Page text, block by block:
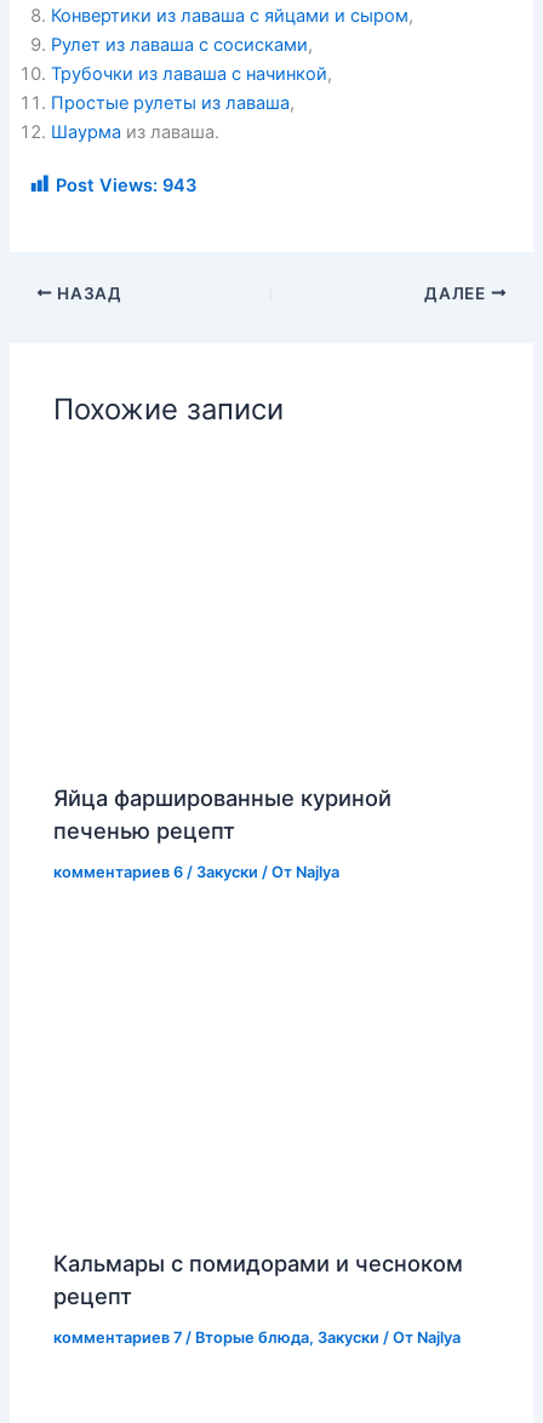
Конвертики из лаваша с яйцами и сыром,
Рулет из лаваша с сосисками,
Трубочки из лаваша с начинкой,
Простые рулеты из лаваша,
Шаурма из лаваша.
Post Views: 943
НАЗАД ДАЛЕЕ
Похожие записи
Яйца фаршированные куриной
печенью рецепт
комментариев 6 /Закуски / От Najlya
Кальмары с помидорами и чесноком
рецепт
комментариев 7 / Вторые блюда,Закуски / От Najlya